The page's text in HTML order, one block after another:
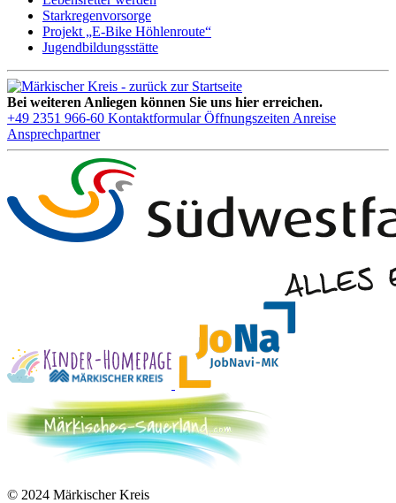
Starkregenvorsorge
Projekt „E-Bike Höhlenroute“
Jugendbildungsstätte
Bei weiteren Anliegen können Sie uns hier erreichen.
+49 2351 966-60 Kontaktformular Öffnungszeiten Anreise
Ansprechpartner
© 2024 Märkischer Kreis